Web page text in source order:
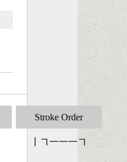
Stroke Order
丨㇕一一一㇕